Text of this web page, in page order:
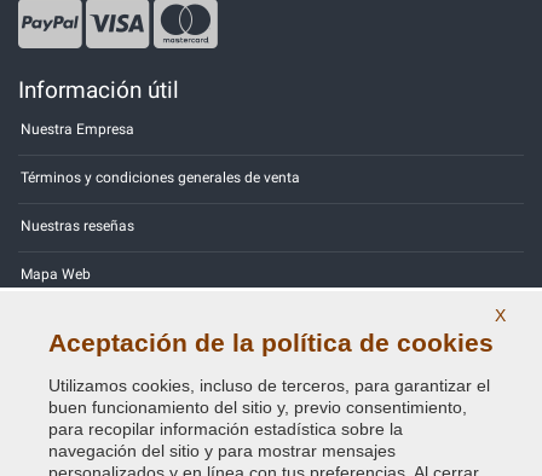
Información útil
Nuestra Empresa
Términos y condiciones generales de venta
Nuestras reseñas
Mapa Web
Política de Privacidad - RGPD
X
Aceptación de la política de cookies
Utilizamos cookies, incluso de terceros, para garantizar el
buen funcionamiento del sitio y, previo consentimiento,
para recopilar información estadística sobre la
navegación del sitio y para mostrar mensajes